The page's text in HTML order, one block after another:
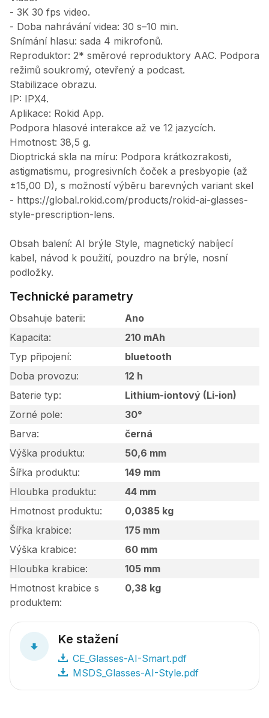
- 3K 30 fps video.
- Doba nahrávání videa: 30 s–10 min.
Snímání hlasu: sada 4 mikrofonů.
Reproduktor: 2* směrové reproduktory AAC. Podpora
režimů soukromý, otevřený a podcast.
Stabilizace obrazu.
IP: IPX4.
Aplikace: Rokid App.
Podpora hlasové interakce až ve 12 jazycích.
Hmotnost: 38,5 g.
Dioptrická skla na míru: Podpora krátkozrakosti,
astigmatismu, progresivních čoček a presbyopie (až
±15,00 D), s možností výběru barevných variant skel
- https://global.rokid.com/products/rokid-ai-glasses-
style-prescription-lens.
Obsah balení: AI brýle Style, magnetický nabíjecí
kabel, návod k použití, pouzdro na brýle, nosní
podložky.
Technické parametry
Obsahuje baterii
Ano
Kapacita
210 mAh
Typ připojení
bluetooth
Doba provozu
12 h
Baterie typ
Lithium-iontový (Li-ion)
Zorné pole
30°
Barva
černá
Výška produktu
50,6 mm
Šířka produktu
149 mm
Hloubka produktu
44 mm
Hmotnost produktu
0,0385 kg
Šířka krabice
175 mm
Výška krabice
60 mm
Hloubka krabice
105 mm
Hmotnost krabice s
produktem
0,38 kg
Ke stažení
CE_Glasses-AI-Smart.pdf
MSDS_Glasses-AI-Style.pdf